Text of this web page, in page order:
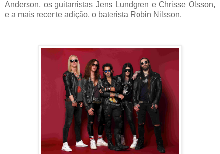
Anderson, os guitarristas Jens Lundgren e Chrisse Olsson,
e a mais recente adição, o baterista Robin Nilsson.